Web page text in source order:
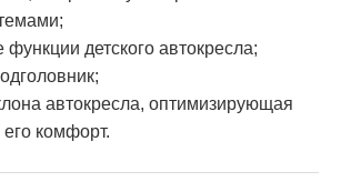
детского автокресла;
;
автокресла, оптимизирующая
комфорт.